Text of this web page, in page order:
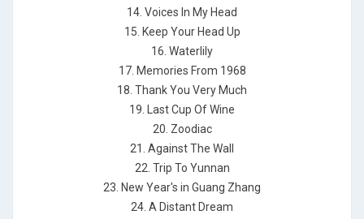
14. Voices In My Head
15. Keep Your Head Up
16. Waterlily
17. Memories From 1968
18. Thank You Very Much
19. Last Cup Of Wine
20. Zoodiac
21. Against The Wall
22. Trip To Yunnan
23. New Year's in Guang Zhang
24. A Distant Dream